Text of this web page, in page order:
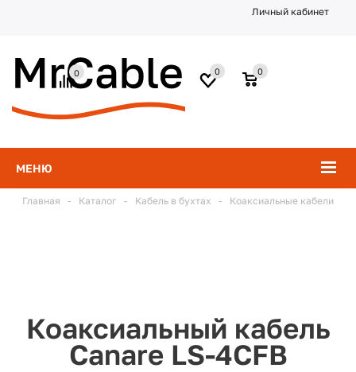
Личный кабинет
МЕНЮ
0
0
0
Главная - Каталог - Кабель в бухтах - Коаксиальные кабели
Коаксиальный кабель
Canare LS-4CFB